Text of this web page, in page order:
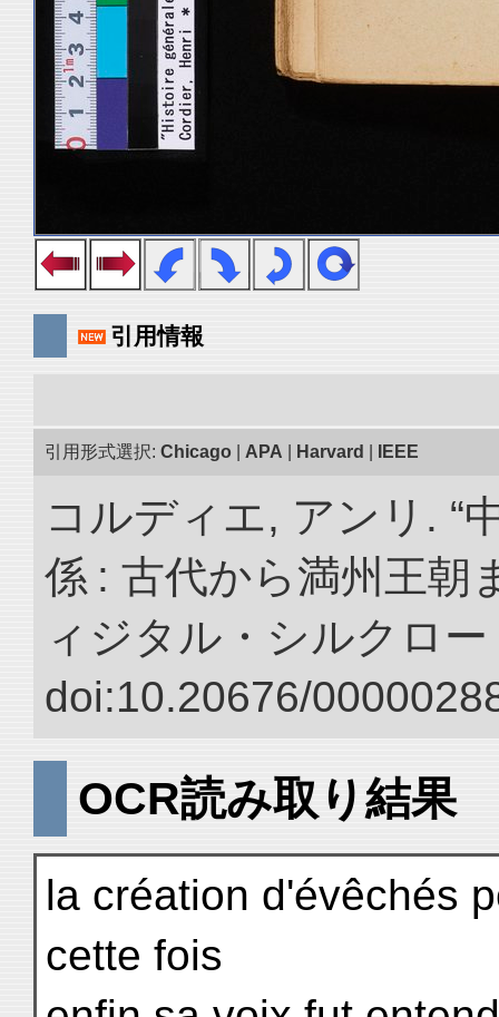
引用情報
引用形式選択: Chicago APA Harvard IEEE
コルディエ, アンリ. “
係 : 古代から満州王朝
ィジタル・シルクロ
doi:10.20676/
OCR読み取り結果
la création d'évêchés
cette fois